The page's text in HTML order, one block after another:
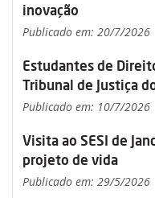
inovação
Publicado em: 20/7/2026
Estudantes de
Tribunal de Justiça
Publicado em: 10/7/2026
Visita ao SESI de
projeto de vida
Publicado em: 29/5/2026